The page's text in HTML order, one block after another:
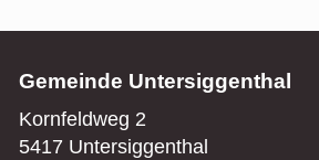
Gemeinde Untersiggenthal
Kornfeldweg 2
5417 Untersiggenthal